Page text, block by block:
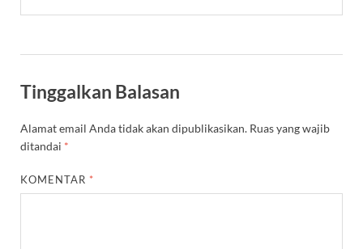
Tinggalkan Balasan
Alamat email Anda tidak akan dipublikasikan. Ruas yang wajib
ditandai *
KOMENTAR *